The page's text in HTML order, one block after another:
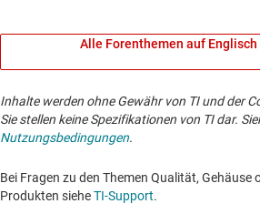
Alle Forenthemen auf Englisch
Inhalte werden ohne Gewähr von TI und der
Sie stellen keine Spezifikationen von TI dar.
Nutzungsbedingungen.
Bei Fragen zu den Themen Qualität, Gehäuse
Produkten sieheTI-Support. ​​​​​​​​​​​​​​